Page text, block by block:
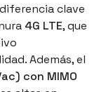
clave
4G LTE, que
Además, el
con MIMO